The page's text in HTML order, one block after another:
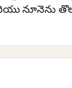
నూనెను